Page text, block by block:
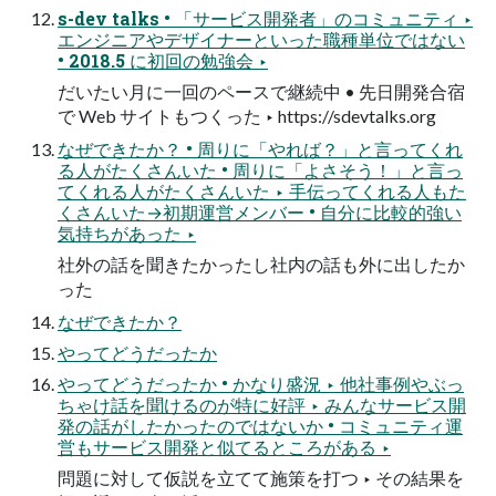
s-dev talks • 「サービス開発者」のコミュニティ ‣
エンジニアやデザイナーといった職種単位ではない
• 2018.5 に初回の勉強会 ‣
だいたい月に一回のペースで継続中 • 先日開発合宿
で Web サイトもつくった ‣ https://sdevtalks.org
なぜできたか？ • 周りに「やれば？」と言ってくれ
る人がたくさんいた • 周りに「よさそう！」と言っ
てくれる人がたくさんいた ‣ 手伝ってくれる人もた
くさんいた→初期運営メンバー • 自分に比較的強い
気持ちがあった ‣
社外の話を聞きたかったし社内の話も外に出したか
った
なぜできたか？
やってどうだったか
やってどうだったか • かなり盛況 ‣ 他社事例やぶっ
ちゃけ話を聞けるのが特に好評 ‣ みんなサービス開
発の話がしたかったのではないか • コミュニティ運
営もサービス開発と似てるところがある ‣
問題に対して仮説を立てて施策を打つ ‣ その結果を